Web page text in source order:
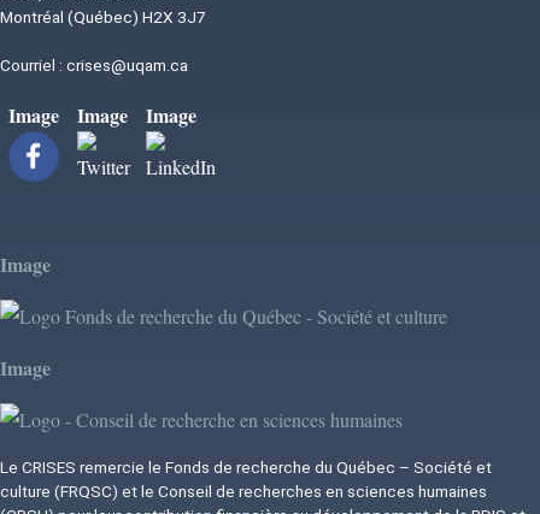
Montréal (Québec) H2X 3J7
Courriel : crises@uqam.ca
Image Image Image
Image
Image
Le CRISES remercie le Fonds de recherche du Québec – Société et
culture (FRQSC) et le Conseil de recherches en sciences humaines